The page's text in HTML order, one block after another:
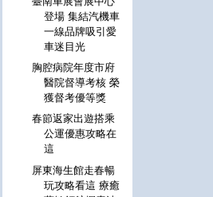
登場 集結汽機車
一線品牌吸引愛
車迷目光
胸腔病院年度市府
醫院督導考核 榮
獲督考優等獎
春節返家出遊搭乘
公運優惠攻略在
這
屏東海生館走春暢
玩攻略看這 療癒